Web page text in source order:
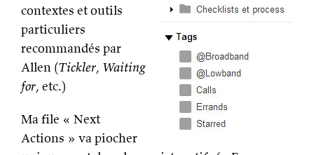
contextes et outils
particuliers
recommandés par
Allen (Tickler, Waiting
for, etc.)
Ma file « Next
Actions » va piocher